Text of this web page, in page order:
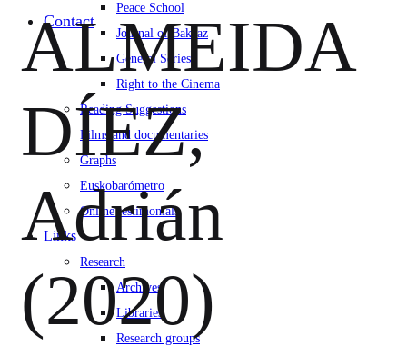
Contact
Peace School
Journal of Bakeaz
General Series
Right to the Cinema
Reading Suggestions
Films and documentaries
Graphs
Euskobarómetro
Online testimonials
Links
Research
Archives
Libraries
Research groups
ALMEIDA
DÍEZ,
Adrián
(2020)